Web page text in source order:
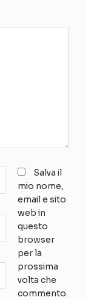
Salva il
mio nome,
email e sito
web in
questo
browser
per la
prossima
volta che
commento.